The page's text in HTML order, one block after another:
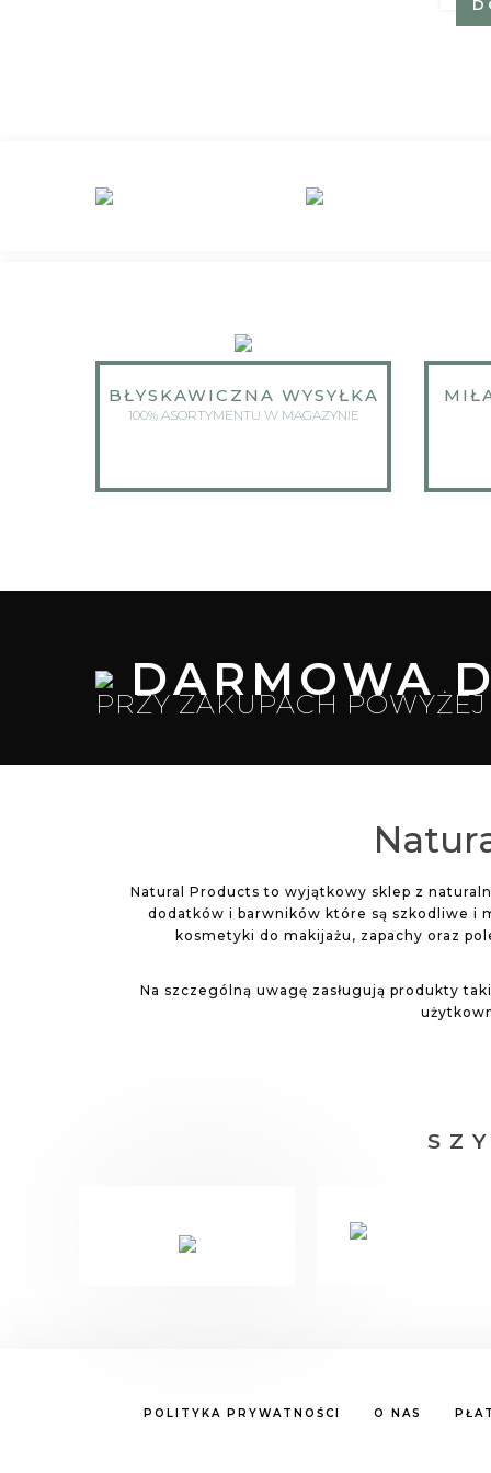
BŁYSKAWICZNA WYSYŁKA
100% ASORTYMENTU W MAGAZYNIE
DARMOWA
PRZY ZAKUPACH
Natural Products to wyjątkowy sklep z
dodatków i barwników które są szkodliwe i
kosmetyki do makijażu, zapachy oraz
Na szczególną uwagę zasługują produkty
POLITYKA PRYWATNOŚCI O NAS